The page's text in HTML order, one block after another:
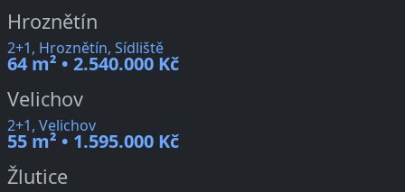
Hroznětín
2+1, Hroznětín, Sídliště
64 m² • 2.540.000 Kč
Velichov
2+1, Velichov
55 m² • 1.595.000 Kč
Žlutice